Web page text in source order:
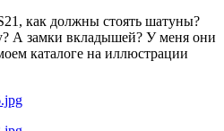
как должны стоять шатуны?
А замки вкладышей? У меня они
каталоге на иллюстрации